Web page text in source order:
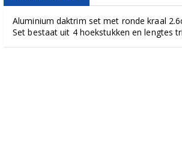
Aluminium daktrim set met ronde kraal
Set bestaat uit 4 hoekstukken en lengtes